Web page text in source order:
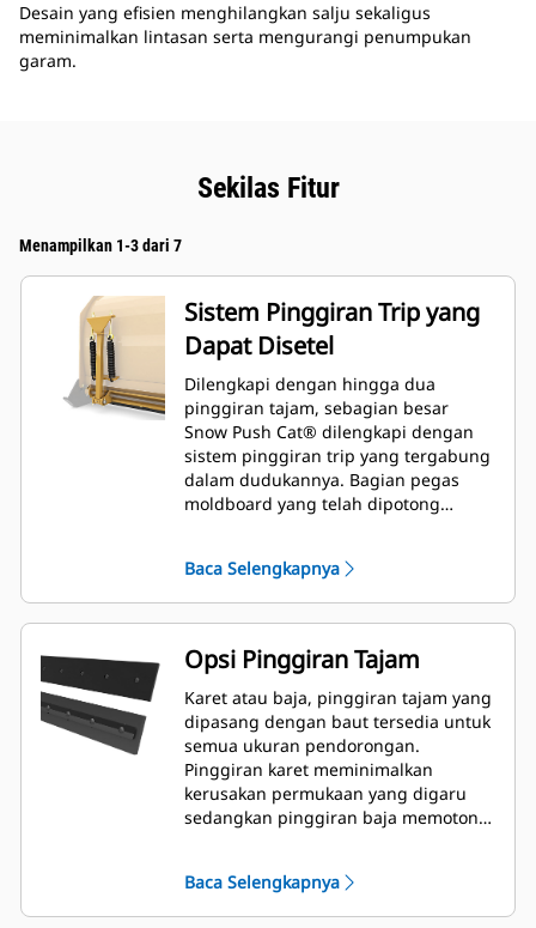
Desain yang efisien menghilangkan salju sekaligus
meminimalkan lintasan serta mengurangi penumpukan
garam.
Sekilas Fitur
Menampilkan 1-3 dari 7
Sistem Pinggiran Trip yang
Dapat Disetel
Dilengkapi dengan hingga dua
pinggiran tajam, sebagian besar
Snow Push Cat® dilengkapi dengan
sistem pinggiran trip yang tergabung
dalam dudukannya. Bagian pegas
moldboard yang telah dipotong
terlihat sehingga meminimalkan risiko
kerusakan pada Snow Push dan alat
berat. Pilihan pinggiran tajam tanpa
karet trip tersedia dalam ukuran 2,6 m
(8 ft), 3,2 m (10 ft), dan 3,8 m (12 ft)
yang sesuai dengan semua model
yang memanfaatkan Skid Steer
Coupler.
Baca Selengkapnya
Opsi Pinggiran Tajam
Karet atau baja, pinggiran tajam yang
dipasang dengan baut tersedia untuk
semua ukuran pendorongan.
Pinggiran karet meminimalkan
kerusakan permukaan yang digaru
sedangkan pinggiran baja memotong
Baca Selengkapnya